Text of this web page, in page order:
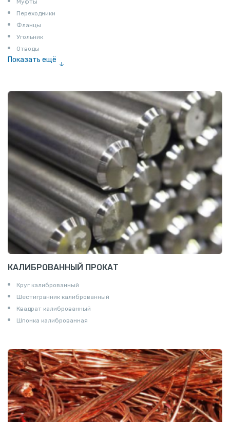
Муфты
Переходники
Фланцы
Угольник
Отводы
Показать ещё
Соединение «американка»
Штуцеры
Сгоны
Удлинители для труб
Крестовины
Контргайки
КАЛИБРОВАННЫЙ ПРОКАТ
Круг калиброванный
Шестигранник калиброванный
Квадрат калиброванный
Шпонка калиброванная